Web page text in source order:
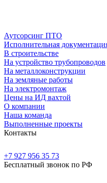
Аутсорсинг ПТО
Исполнительная
В строительстве
На устройство трубопроводов
На металлоконструкции
На земляные работы
На электромонтаж
Цены на ИД вахтой
О компании
Наша команда
Выполненные проекты
Контакты
+7 927 956 35 73
Бесплатный звонок по РФ